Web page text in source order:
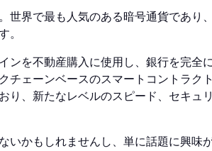
世界で最も人気のある暗号通貨であり
。
ンを不動産購入に使用し、銀行を完全
チェーンベースのスマートコントラク
り、新たなレベルのスピード、セキュ
いかもしれませんし、単に話題に興味